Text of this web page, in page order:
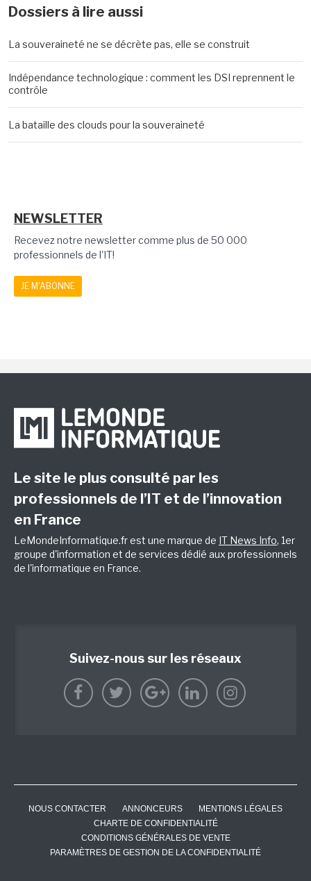
Dossiers à lire aussi
La souveraineté ne se décrète pas, elle se construit
Indépendance technologique : comment les DSI reprennent le
contrôle
La bataille des clouds pour la souveraineté
NEWSLETTER
Recevez notre newsletter comme plus de 50 000
professionnels de l'IT!
JE M'ABONNE
Le site le plus consulté par les
professionnels de l’IT et de l’innovation
en France
LeMondeInformatique.fr est une marque de IT News Info, 1er
groupe d'information et de services dédié aux professionnels
de l'informatique en France.
Suivez-nous sur les réseaux
NOUS CONTACTER ANNONCEURS
MENTIONS LÉGALES
CHARTE DE CONFIDENTIALITÉ
CONDITIONS GÉNÉRALES DE VENTE
PARAMÈTRES DE GESTION DE LA CONFIDENTIALITÉ